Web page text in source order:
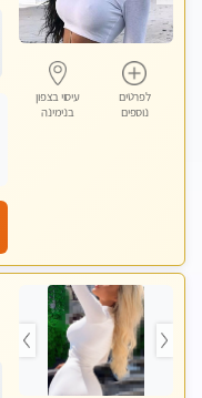
לפרטים
נוספים
עיסוי בצפון
בנימינה